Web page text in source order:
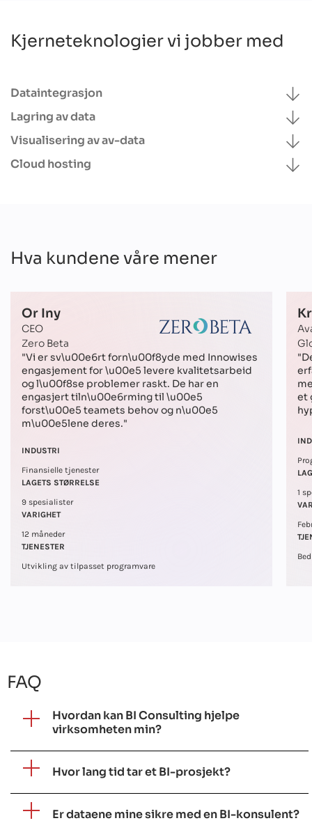
Kjerneteknologier vi jobber med
Dataintegrasjon
Lagring av data
Visualisering av av-data
Cloud hosting
Hva kundene våre mener
Or Iny
CEO
Zero Beta
"Vi er sv\u00e6rt forn\u00f8yde med Innowises
engasjement for \u00e5 levere kvalitetsarbeid
og l\u00f8se problemer raskt. De har en
engasjert tiln\u00e6rming til \u00e5
forst\u00e5 teamets behov og n\u00e5
m\u00e5lene deres."
INDUSTRI
Finansielle tjenester
LAGETS STØRRELSE
9 spesialister
VARIGHET
12 måneder
TJENESTER
Utvikling av tilpasset programvare
et
1
FAQ
Hvordan kan BI Consulting hjelpe
virksomheten min?
Hvor lang tid tar et BI-prosjekt?
Er dataene mine sikre med en BI-konsulent?